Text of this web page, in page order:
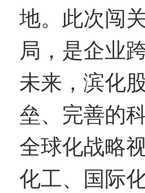
地。 此次闯
局，是企业
未来，滨化
垒、完善的
全球化战略
化工、国际